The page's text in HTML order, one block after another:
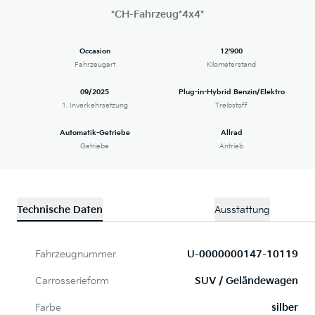
*CH-Fahrzeug*4x4*
Occasion
Fahrzeugart
12'900
Kilometerstand
09/2025
1. Inverkehrsetzung
Plug-in-Hybrid Benzin/Elektro
Treibstoff
Automatik-Getriebe
Getriebe
Allrad
Antrieb
Technische Daten Ausstattung
Fahrzeugnummer U-0000000147-10119
Carrosserieform SUV / Geländewagen
Farbe silber